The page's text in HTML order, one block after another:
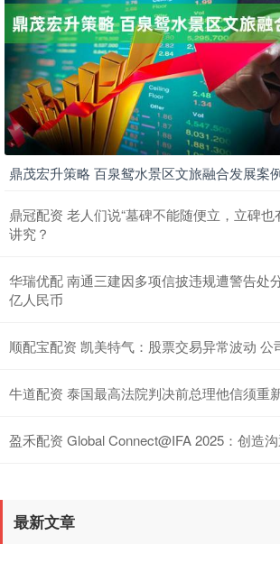
鼎茂宏升策略 百泉鸳水景区文旅融合发展案
鼎冠配资 老人们说“墓碑不能随便立，立碑也
讲究？
华瑞优配 南通三建因多项信披违规遭警告处
亿人民币
顺配宝配资 凯美特气：股票交易异常波动 公
牛道配资 泰国最高法院判决前总理他信须重
盈禾配资 Global Connect@IFA 2025：创造
最新文章